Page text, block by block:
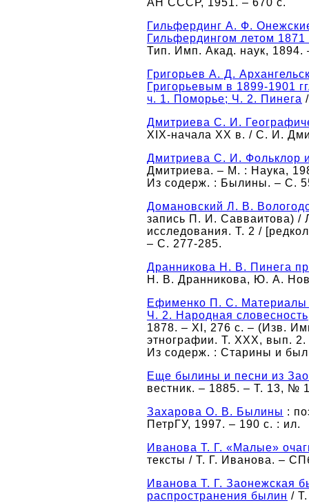
АН СССР, 1951. – 670 с.
Гильфердинг А. Ф.
Гильфердингом летом 1871
Тип. Имп. Акад. наук, 1894.
Григорьев А. Д.
Григорьевым в 1899-1901
ч. 1. Поморье; Ч. 2. Пинега
Дмитриева С. И.
XIX-начала XX в. / С. И.
Дмитриева С. И. Фольклор
Дмитриева. – М. : Наука,
Из содерж. : Былины. – С.
Домановский Л. В.
запись П. И. Савваитова) /
исследования. Т. 2 /
– С. 277-285.
Дранникова Н. В. Пинега
Н. В. Дранникова, Ю. А.
Ефименко П. С. Материалы
Ч. 2. Народная словесность
1878. – XI, 276 с. – (Изв.
этнографии. Т. ХХХ, вып. 2.
Из содерж. : Старины и
Еще былины и песни из
вестник. – 1885. – Т. 13, №
Захарова О. В. Былины :
ПетрГУ, 1997. – 190 с. : ил.
Иванова Т. Г. «Малые»
тексты / Т. Г. Иванова. –
Иванова Т. Г. Заонежская
распространения былин /